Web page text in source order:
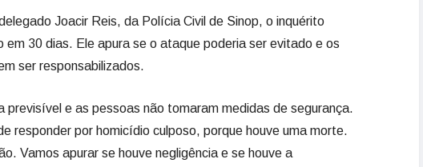
Joacir Reis, da Polícia Civil de Sinop, o inquérito
em 30 dias. Ele apura se o ataque poderia ser evitado e os
ser responsabilizados.
previsível e as pessoas não tomaram medidas de segurança.
responder por homicídio culposo, porque houve uma morte.
Vamos apurar se houve negligência e se houve a